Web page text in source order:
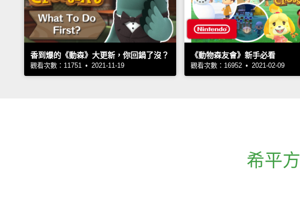
香到爆的《動森》大更新，你回鍋了沒？
觀看次數：11751 • 2021-11-19
《動物森友會》新手必看
觀看次數：16952 • 2021-02-09
希平方